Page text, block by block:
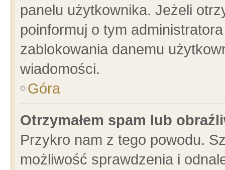
panelu użytkownika. Jeżeli
poinformuj o tym
zablokowania danemu
wiadomości.
Góra
Otrzymałem spam lub
Przykro nam z tego powodu.
możliwość sprawdzenia i